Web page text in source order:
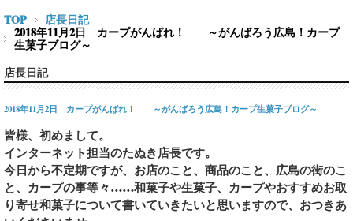
TOP 店長日記
2018年11月2日 カープがんばれ！ ～がんばろう広島！カープ
生菓子ブログ～
店長日記
2018年11月2日 カープがんばれ！ ～がんばろう広島！カープ生菓子ブログ～
皆様、初めまして。
インターネット担当のたぬき店長です。
今日から不定期ですが、お店のこと、商品のこと、広島の街のこ
と、カープの事等々……和菓子や生菓子、カープやおすすめお取
り寄せ和菓子について書いていきたいと思いますので、おつきあ